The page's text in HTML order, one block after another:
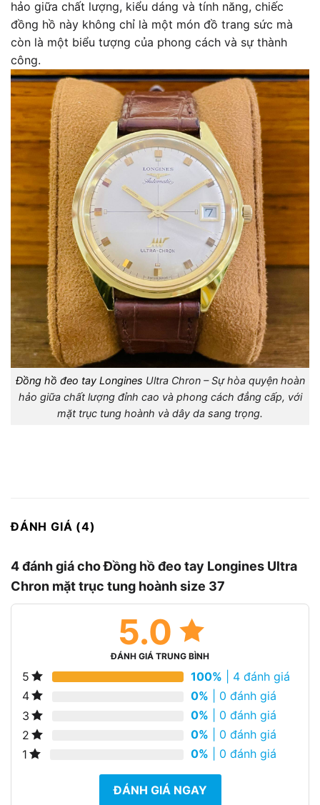
hảo giữa chất lượng, kiểu dáng và tính năng, chiếc
đồng hồ này không chỉ là một món đồ trang sức mà
còn là một biểu tượng của phong cách và sự thành
công.
Đồng hồ đeo tay Longines Ultra Chron – Sự hòa quyện hoàn
hảo giữa chất lượng đỉnh cao và phong cách đẳng cấp, với
mặt trục tung hoành và dây da sang trọng.
ĐÁNH GIÁ (4)
4 đánh giá choĐồng hồ đeo tay Longines Ultra
Chron mặt trục tung hoành size 37
5.0
ĐÁNH GIÁ TRUNG BÌNH
5 100% | 4 đánh giá
4
0% | 0 đánh giá
3
0% | 0 đánh giá
2
0% | 0 đánh giá
1
0% | 0 đánh giá
ĐÁNH GIÁ NGAY